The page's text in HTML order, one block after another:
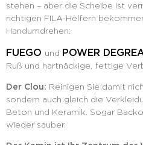
stehen – aber die Scheibe ist
richtigen FILA-Helfern
Handumdrehen:
FUEGO und POWER
Ruß und hartnäckige, fettige
Der Clou: Reinigen Sie damit
sondern auch gleich die
Beton und Keramik. Sogar
wieder sauber.